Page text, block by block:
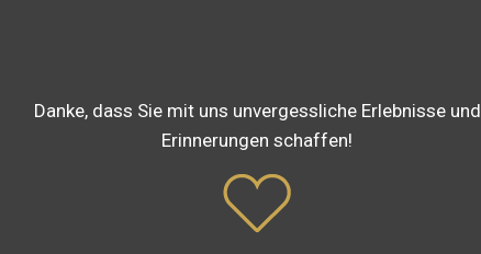
Danke, dass Sie mit uns unvergessliche Erlebnisse und
Erinnerungen schaffen!